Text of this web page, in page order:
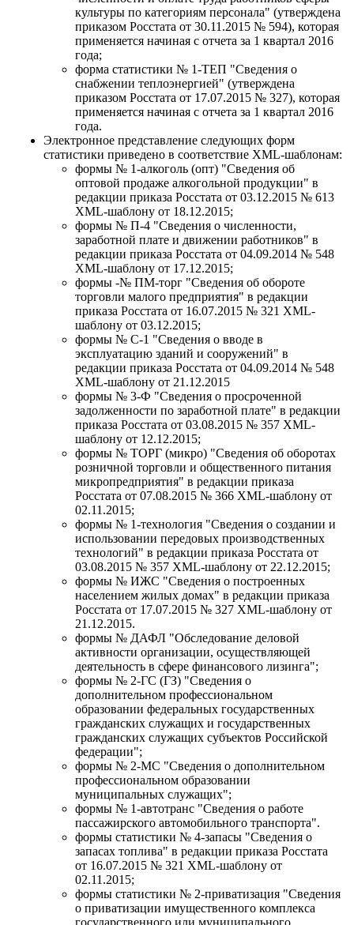
культуры по категориям персонала" (утверждена
приказом Росстата от 30.11.2015 № 594), которая
применяется начиная с отчета за 1 квартал 2016
года;
форма статистики № 1-ТЕП "Сведения о
снабжении теплоэнергией" (утверждена
приказом Росстата от 17.07.2015 № 327), которая
применяется начиная с отчета за 1 квартал 2016
года.
Электронное представление следующих форм
статистики приведено в соответствие XML-шаблонам:
формы № 1-алкоголь (опт) "Сведения об
оптовой продаже алкогольной продукции" в
редакции приказа Росстата от 03.12.2015 № 613
XML-шаблону от 18.12.2015;
формы № П-4 "Сведения о численности,
заработной плате и движении работников" в
редакции приказа Росстата от 04.09.2014 № 548
XML-шаблону от 17.12.2015;
формы -№ ПМ-торг "Сведения об обороте
торговли малого предприятия" в редакции
приказа Росстата от 16.07.2015 № 321 XML-
шаблону от 03.12.2015;
формы № С-1 "Сведения о вводе в
эксплуатацию зданий и сооружений" в
редакции приказа Росстата от 04.09.2014 № 548
XML-шаблону от 21.12.2015
формы № 3-Ф "Сведения о просроченной
задолженности по заработной плате" в редакции
приказа Росстата от 03.08.2015 № 357 XML-
шаблону от 12.12.2015;
формы № ТОРГ (микро) "Сведения об оборотах
розничной торговли и общественного питания
микропредприятия" в редакции приказа
Росстата от 07.08.2015 № 366 XML-шаблону от
02.11.2015;
формы № 1-технология "Сведения о создании и
использовании передовых производственных
технологий" в редакции приказа Росстата от
03.08.2015 № 357 XML-шаблону от 22.12.2015;
формы № ИЖС "Сведения о построенных
населением жилых домах" в редакции приказа
Росстата от 17.07.2015 № 327 XML-шаблону от
21.12.2015.
формы № ДАФЛ "Обследование деловой
активности организации, осуществляющей
деятельность в сфере финансового лизинга";
формы № 2-ГС (ГЗ) "Сведения о
дополнительном профессиональном
образовании федеральных государственных
гражданских служащих и государственных
гражданских служащих субъектов Российской
федерации";
формы № 2-МС "Сведения о дополнительном
профессиональном образовании
муниципальных служащих";
формы № 1-автотранс "Сведения о работе
пассажирского автомобильного транспорта".
формы статистики № 4-запасы "Сведения о
запасах топлива" в редакции приказа Росстата
от 16.07.2015 № 321 XML-шаблону от
02.11.2015;
формы статистики № 2-приватизация "Сведения
о приватизации имущественного комплекса
государственного или муниципального